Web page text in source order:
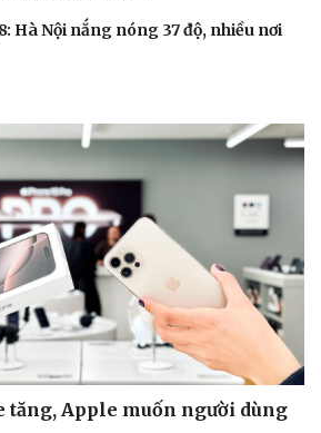
Hà Nội nắng nóng 37 độ, nhiều nơi
tăng, Apple muốn người dùng